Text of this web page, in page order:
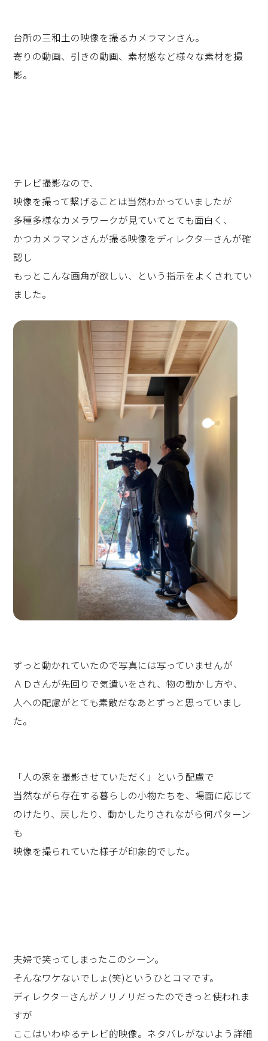
台所の三和土の映像を撮るカメラマンさん。
寄りの動画、引きの動画、素材感など様々な素材を撮
影。
テレビ撮影なので、
映像を撮って繋げることは当然わかっていましたが
多種多様なカメラワークが見ていてとても面白く、
かつカメラマンさんが撮る映像をディレクターさんが確
認し
もっとこんな画角が欲しい、という指示をよくされてい
ました。
ずっと動かれていたので写真には写っていませんが
ＡＤさんが先回りで気遣いをされ、物の動かし方や、
人への配慮がとても素敵だなあとずっと思っていまし
た。
「人の家を撮影させていただく」という配慮で
当然ながら存在する暮らしの小物たちを、場面に応じて
のけたり、戻したり、動かしたりされながら何パターン
も
映像を撮られていた様子が印象的でした。
夫婦で笑ってしまったこのシーン。
そんなワケないでしょ(笑)というひとコマです。
ディレクターさんがノリノリだったのできっと使われま
すが
ここはいわゆるテレビ的映像。ネタバレがないよう詳細